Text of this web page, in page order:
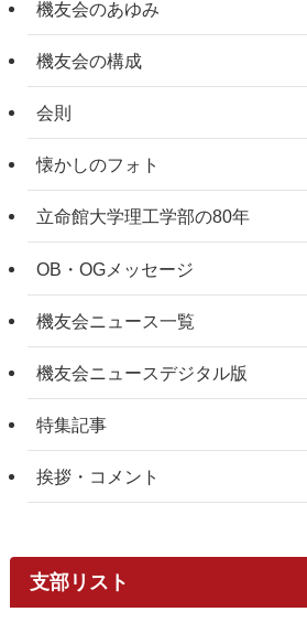
機友会のあゆみ
機友会の構成
会則
懐かしのフォト
立命館大学理工学部の80年
OB・OGメッセージ
機友会ニュース一覧
機友会ニュースデジタル版
特集記事
挨拶・コメント
支部リスト